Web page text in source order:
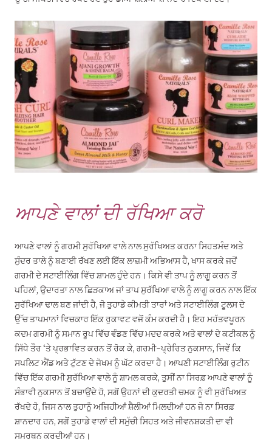
ਆਪਣੇ ਵਾਲਾਂ ਦੀ ਰੱਖਿਆ ਕਰੋ
ਆਪਣੇ ਵਾਲਾਂ ਨੂੰ ਗਰਮੀ ਸੁਰੱਖਿਆ ਵਾਲੇ ਨਾਲ ਸੁਰੱਖਿਅਤ ਕਰਨਾ ਸਿਹਤਮੰਦ ਅਤੇ
ਸੁੰਦਰ ਤਾਲੇ ਨੂੰ ਬਣਾਈ ਰੱਖਣ ਲਈ ਇੱਕ ਲਾਜ਼ਮੀ ਅਭਿਆਸ ਹੈ, ਖਾਸ ਕਰਕੇ ਜਦੋਂ
ਗਰਮੀ ਦੇ ਸਟਾਈਲਿੰਗ ਵਿੱਚ ਸ਼ਾਮਲ ਹੁੰਦੇ ਹਨ। ਕਿਸੇ ਵੀ ਤਾਪ ਨੂੰ ਲਾਗੂ ਕਰਨ ਤੋਂ
ਪਹਿਲਾਂ, ਉਦਾਰਤਾ ਨਾਲ ਛਿੜਕਾਅ ਜਾਂ ਤਾਪ ਸੁਰੱਖਿਆ ਵਾਲੇ ਨੂੰ ਲਾਗੂ ਕਰਨ ਨਾਲ ਇੱਕ
ਸੁਰੱਖਿਆ ਢਾਲ ਬਣ ਜਾਂਦੀ ਹੈ, ਜੋ ਤੁਹਾਡੇ ਕੀਮਤੀ ਤਾਰਾਂ ਅਤੇ ਸਟਾਈਲਿੰਗ ਟੂਲਸ ਦੇ
ਉੱਚ ਤਾਪਮਾਨਾਂ ਵਿਚਕਾਰ ਇੱਕ ਰੁਕਾਵਟ ਵਜੋਂ ਕੰਮ ਕਰਦੀ ਹੈ। ਇਹ ਮਹੱਤਵਪੂਰਨ
ਕਦਮ ਗਰਮੀ ਨੂੰ ਸਮਾਨ ਰੂਪ ਵਿੱਚ ਵੰਡਣ ਵਿੱਚ ਮਦਦ ਕਰਕੇ ਅਤੇ ਵਾਲਾਂ ਦੇ ਕਟੀਕਲ ਨੂੰ
ਸਿੱਧੇ ਤੌਰ ‘ਤੇ ਪ੍ਰਭਾਵਿਤ ਕਰਨ ਤੋਂ ਰੋਕ ਕੇ, ਗਰਮੀ-ਪ੍ਰੇਰਿਤ ਨੁਕਸਾਨ, ਜਿਵੇਂ ਕਿ
ਸਪਲਿਟ ਐਂਡ ਅਤੇ ਟੁੱਟਣ ਦੇ ਜੋਖਮ ਨੂੰ ਘੱਟ ਕਰਦਾ ਹੈ। ਆਪਣੀ ਸਟਾਈਲਿੰਗ ਰੁਟੀਨ
ਵਿੱਚ ਇੱਕ ਗਰਮੀ ਸੁਰੱਖਿਆ ਵਾਲੇ ਨੂੰ ਸ਼ਾਮਲ ਕਰਕੇ, ਤੁਸੀਂ ਨਾ ਸਿਰਫ਼ ਆਪਣੇ ਵਾਲਾਂ ਨੂੰ
ਸੰਭਾਵੀ ਨੁਕਸਾਨ ਤੋਂ ਬਚਾਉਂਦੇ ਹੋ, ਸਗੋਂ ਉਹਨਾਂ ਦੀ ਕੁਦਰਤੀ ਚਮਕ ਨੂੰ ਵੀ ਸੁਰੱਖਿਅਤ
ਰੱਖਦੇ ਹੋ, ਜਿਸ ਨਾਲ ਤੁਹਾਨੂੰ ਅਜਿਹੀਆਂ ਸ਼ੈਲੀਆਂ ਮਿਲਦੀਆਂ ਹਨ ਜੋ ਨਾ ਸਿਰਫ਼
ਸ਼ਾਨਦਾਰ ਹਨ, ਸਗੋਂ ਤੁਹਾਡੇ ਵਾਲਾਂ ਦੀ ਸਮੁੱਚੀ ਸਿਹਤ ਅਤੇ ਜੀਵਨਸ਼ਕਤੀ ਦਾ ਵੀ
ਸਮਰਥਨ ਕਰਦੀਆਂ ਹਨ।